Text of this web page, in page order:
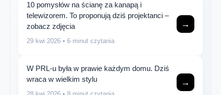
10 pomysłów na ścianę za kanapą i
telewizorem. To proponują dziś projektanci –
zobacz zdjęcia
29 kwi 2026 • 6 minut czytania
→
W PRL-u była w prawie każdym domu. Dziś
wraca w wielkim stylu
→